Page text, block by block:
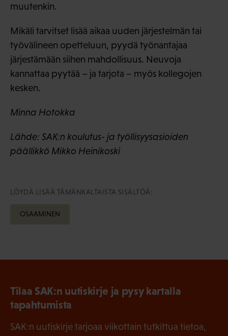
muutenkin.
Mikäli tarvitset lisää aikaa uuden järjestelmän tai
työvälineen opetteluun, pyydä työnantajaa
järjestämään siihen mahdollisuus. Neuvoja
kannattaa pyytää – ja tarjota – myös kollegojen
kesken.
Minna Hotokka
Lähde: SAK:n koulutus- ja työllisyysasioiden
päällikkö Mikko Heinikoski
LÖYDÄ LISÄÄ TÄMÄNKALTAISTA SISÄLTÖÄ:
OSAAMINEN
Tilaa SAK:n uutiskirje ja pysy kartalla
tapahtumista
SAK:n uutiskirje tarjoaa viikottain tutkittua tietoa,